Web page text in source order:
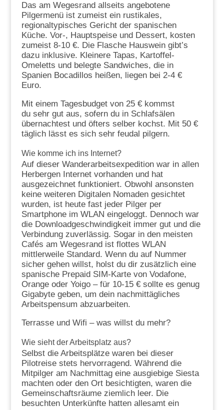
Das am Wegesrand allseits angebotene
Pilgermenü ist zumeist ein rustikales,
regionaltypisches Gericht der spanischen
Küche. Vor-, Hauptspeise und Dessert, kosten
zumeist 8-10 €. Die Flasche Hauswein gibt’s
dazu inklusive. Kleinere Tapas, Kartoffel-
Omeletts und belegte Sandwiches, die in
Spanien Bocadillos heißen, liegen bei 2-4 €
Euro.
Mit einem Tagesbudget von 25 € kommst
du sehr gut aus, sofern du in Schlafsälen
übernachtest und öfters selber kochst. Mit 50 €
täglich lässt es sich sehr feudal pilgern.
Wie komme ich ins Internet?
Auf dieser Wanderarbeitsexpedition war in allen
Herbergen Internet vorhanden und hat
ausgezeichnet funktioniert. Obwohl ansonsten
keine weiteren Digitalen Nomaden gesichtet
wurden, ist heute fast jeder Pilger per
Smartphone im WLAN eingeloggt. Dennoch war
die Downloadgeschwindigkeit immer gut und die
Verbindung zuverlässig. Sogar in den meisten
Cafés am Wegesrand ist flottes WLAN
mittlerweile Standard. Wenn du auf Nummer
sicher gehen willst, holst du dir zusätzlich eine
spanische Prepaid SIM-Karte von Vodafone,
Orange oder Yoigo – für 10-15 € sollte es genug
Gigabyte geben, um dein nachmittägliches
Arbeitspensum abzuarbeiten.
Terrasse und Wifi – was willst du mehr?
Wie sieht der Arbeitsplatz aus?
Selbst die Arbeitsplätze waren bei dieser
Pilotreise stets hervorragend. Während die
Mitpilger am Nachmittag eine ausgiebige Siesta
machten oder den Ort besichtigten, waren die
Gemeinschaftsräume ziemlich leer. Die
besuchten Unterkünfte hatten allesamt ein